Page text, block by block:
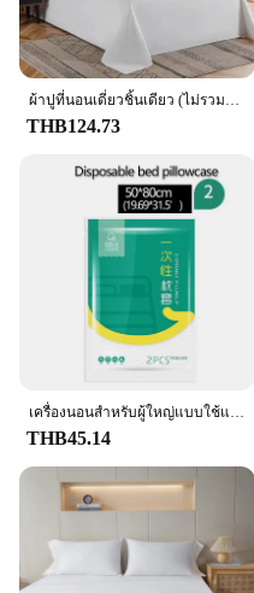
**Elevate Your Guest
Our hotel Bedding sets
provide a luxurious
guests. The premium
touch that is both
embroidery adds a
room, making it an
and guesthouses
experience.
**Designed for
Understanding the
industry, our bedding
convenience and
to maintain, ensuring
inviting for every
available caters to
making it a versatile
Whether you're looking
supplies or seeking
our hotel Bedding sets
needs.
ผ้าปูที่นอนเดี่ยวชิ้นเดียว (ไม่รวมปลอกหมอนและแกนหมอน) วัสดุล้างผ้าปูที่นอนโรงแรมสีขาวบริสุทธิ์ B&B ของใช้ในบ้านเดี่ยวและคู่
THB124.73
เครื่องนอนสําหรับผู้ใหญ่แบบใช้แล้วทิ้ง, โรงแรมสําหรับการเดินทาง, ป้องกันสกปรก, กันน้ํา, แบบพกพา, ชุดผ้าปูที่นอนผ้าปูที่นอนสิ่งจําเป็นในการเดินทางแบบพกพา
THB45.14